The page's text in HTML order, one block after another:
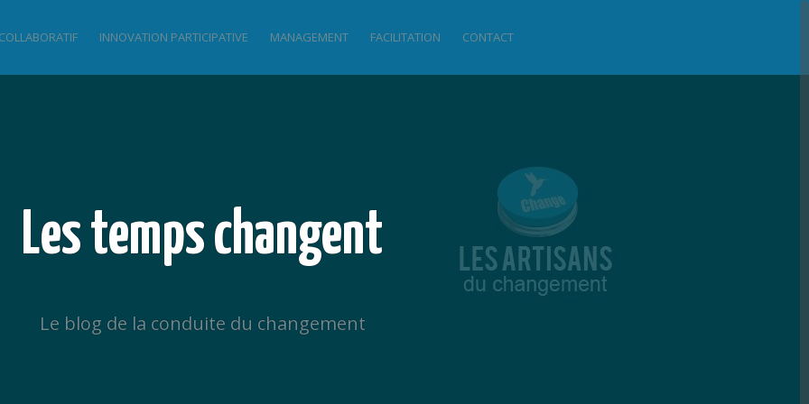
INNOVATION PARTICIPATIVE MANAGEMENT FACILITATION CONTACT
Les temps changent
Le blog de la conduite du changement